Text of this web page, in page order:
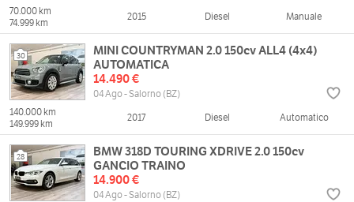
70.000 km
74.999 km
2015 Diesel Manuale
30
MINI COUNTRYMAN 2.0 150cv ALL4 (4x4)
AUTOMATICA
14.490 €
04 Ago - Salorno (BZ)
140.000 km
149.999 km
2017 Diesel Automatico
28
BMW 318D TOURING XDRIVE 2.0 150cv
GANCIO TRAINO
14.900 €
04 Ago - Salorno (BZ)